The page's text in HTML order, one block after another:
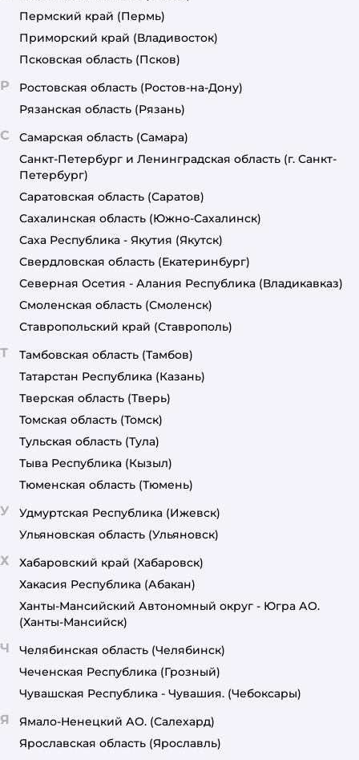
Пермский край (Пермь)
Приморский край (Владивосток)
Псковская область (Псков)
Р Ростовская область (Ростов-на-Дону)
Рязанская область (Рязань)
С Самарская область (Самара)
Санкт-Петербург и Ленинградская область (г. Санкт-
Петербург)
Саратовская область (Саратов)
Сахалинская область (Южно-Сахалинск)
Саха Республика - Якутия (Якутск)
Свердловская область (Екатеринбург)
Северная Осетия - Алания Республика (Владикавказ)
Смоленская область (Смоленск)
Ставропольский край (Ставрополь)
Т Тамбовская область (Тамбов)
Татарстан Республика (Казань)
Тверская область (Тверь)
Томская область (Томск)
Тульская область (Тула)
Тыва Республика (Кызыл)
Тюменская область (Тюмень)
У Удмуртская Республика (Ижевск)
Ульяновская область (Ульяновск)
Х Хабаровский край (Хабаровск)
Хакасия Республика (Абакан)
Ханты-Мансийский Автономный округ - Югра АО.
(Ханты-Мансийск)
Ч Челябинская область (Челябинск)
Чеченская Республика (Грозный)
Чувашская Республика - Чувашия. (Чебоксары)
Я Ямало-Ненецкий АО. (Салехард)
Ярославская область (Ярославль)